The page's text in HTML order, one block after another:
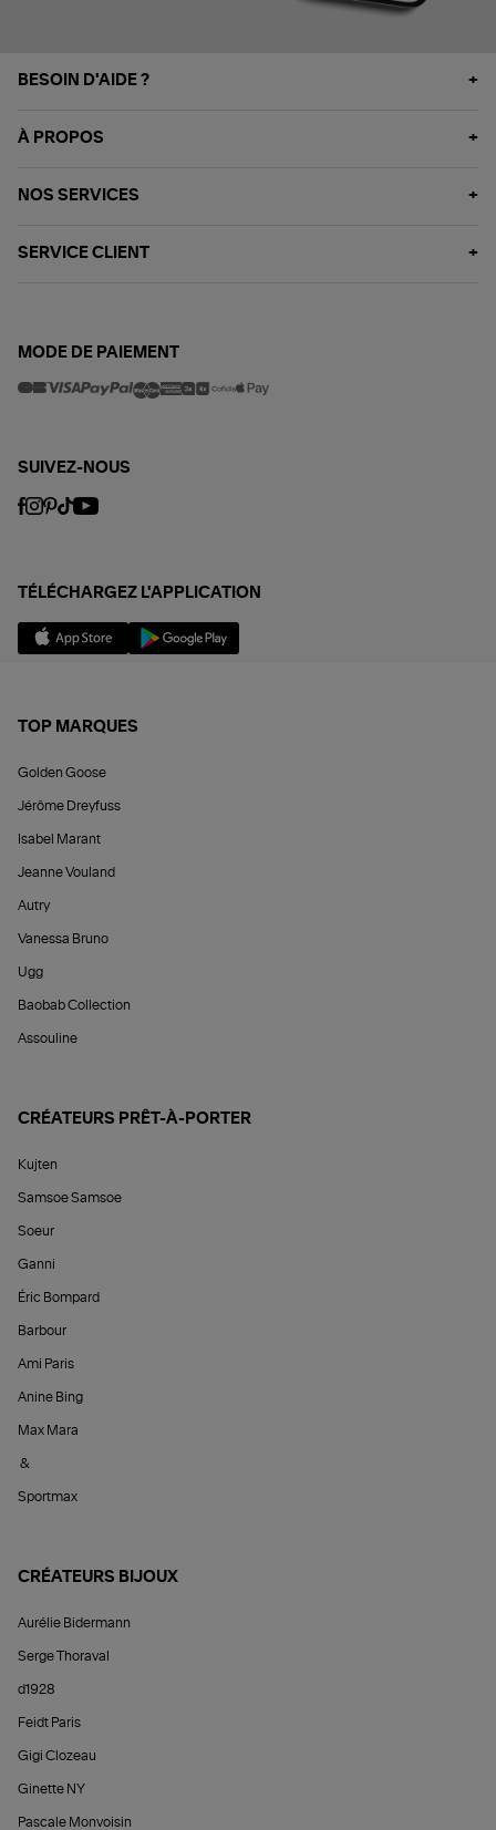
BESOIN D'AIDE ?
À PROPOS
NOS SERVICES
SERVICE CLIENT
MODE DE PAIEMENT
SUIVEZ-NOUS
TÉLÉCHARGEZ L'APPLICATION
TOP MARQUES
Golden Goose
Jérôme Dreyfuss
Isabel Marant
Jeanne Vouland
Autry
Vanessa Bruno
Ugg
Baobab Collection
Assouline
CRÉATEURS PRÊT-À-PORTER
Kujten
Samsoe Samsoe
Soeur
Ganni
Éric Bompard
Barbour
Ami Paris
Anine Bing
Max Mara
&
Sportmax
CRÉATEURS BIJOUX
Aurélie Bidermann
Serge Thoraval
d1928
Feidt Paris
Gigi Clozeau
Ginette NY
Pascale Monvoisin